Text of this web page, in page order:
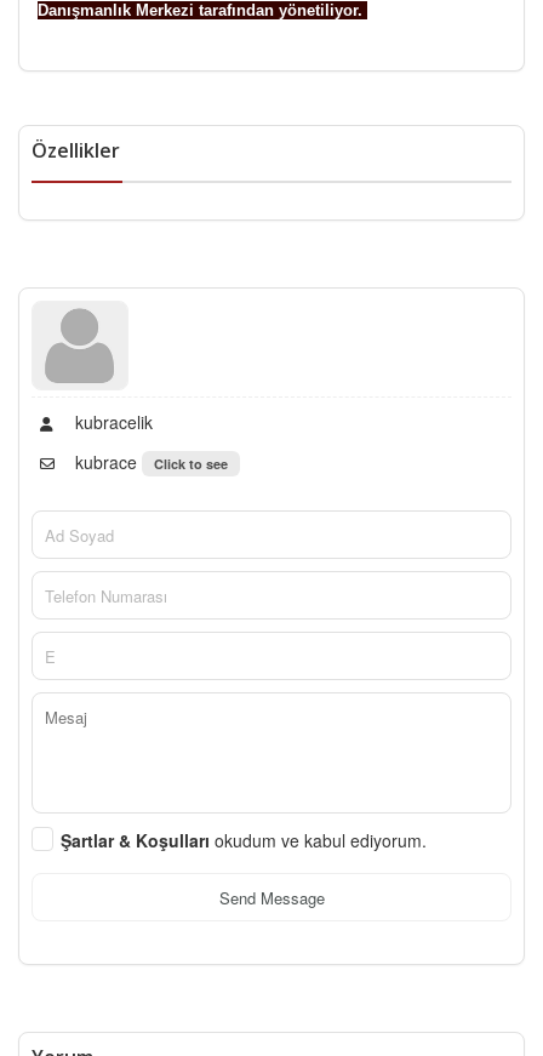
Danışmanlık Merkezi tarafından yönetiliyor.
Özellikler
kubracelik
kubrace
Click to see
Şartlar & Koşulları okudum ve kabul ediyorum.
Send Message